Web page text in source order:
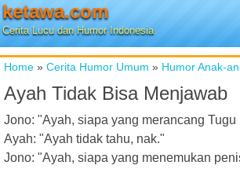
ketawa.com
Cerita Lucu dan Humor Indonesia
Home » Cerita Humor Umum » Humor Anak-
Ayah Tidak Bisa Menjawab
Jono: "Ayah, siapa yang merancang Tugu
Ayah: "Ayah tidak tahu, nak."
Jono: "Ayah, siapa yang menemukan